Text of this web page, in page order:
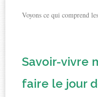
Voyons ce qui comprend
Savoir-vivre
faire le jour